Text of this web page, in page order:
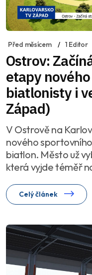
Před měsícem 1 Editor
Ostrov:
etapy
biatlonisty i
Západ)
V Ostrově na
nového
biatlon. Město už
která vyjde téměř
Celý článek